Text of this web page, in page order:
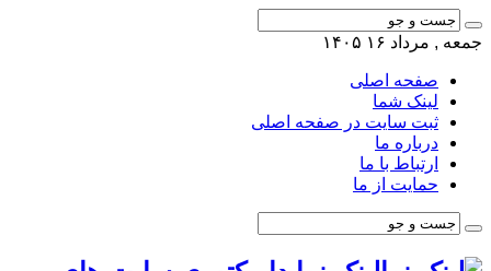
جمعه , مرداد ۱۶ ۱۴۰۵
صفحه اصلی
لینک شما
ثبت سایت در صفحه اصلی
درباره ما
ارتباط با ما
حمایت از ما